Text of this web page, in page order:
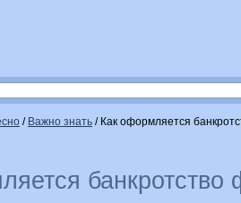
/ Важно знать / Как оформляется
банкротство